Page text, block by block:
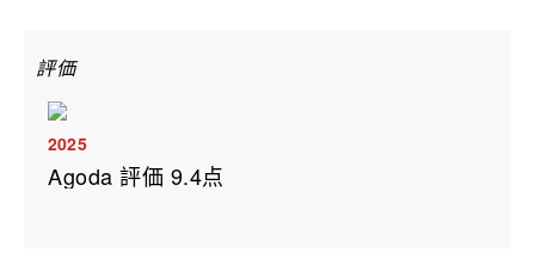
評価
2025
Agoda 評価 9.4点